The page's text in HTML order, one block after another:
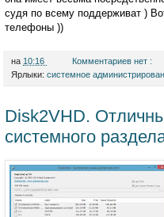
судя по всему поддерживат )
телефоны ))
на 10:16
Комментариев нет :
Ярлыки: системное
Disk2VHD.
системного